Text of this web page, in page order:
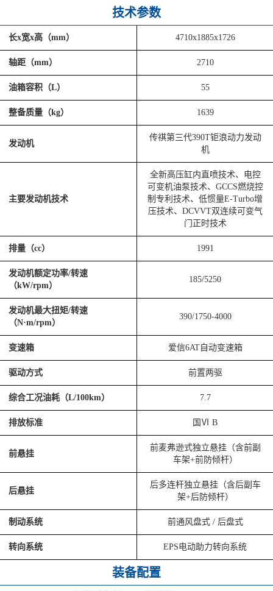
技术参数
长x宽x高（mm） 4710x1885x1726
轴距（mm） 2710
油箱容积（L） 55
整备质量（kg） 1639
发动机
传祺第三代390T钜浪动力发动
机
主要发动机技术
全新高压缸内直喷技术、电控
可变机油泵技术、GCCS燃烧控
制专利技术、低惯量E-Turbo增
压技术、DCVVT双连续可变气
门正时技术
排量（cc） 1991
发动机额定功率/转速
（kW/rpm）
185/5250
发动机最大扭矩/转速
（N·m/rpm）
390/1750-4000
变速箱 爱信6AT自动变速箱
驱动方式 前置两驱
综合工况油耗（L/100km） 7.7
排放标准 国Ⅵ B
前悬挂
前麦弗逊式独立悬挂（含前副
车架+前防倾杆）
后悬挂
后多连杆独立悬挂（含后副车
架+后防倾杆）
制动系统 前通风盘式 / 后盘式
转向系统 EPS电动助力转向系统
装备配置